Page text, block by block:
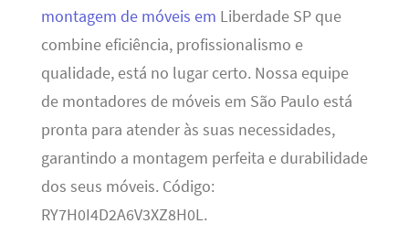
montagem de móveis em Liberdade SP que
combine eficiência, profissionalismo e
qualidade, está no lugar certo. Nossa equipe
de montadores de móveis em São Paulo está
pronta para atender às suas necessidades,
garantindo a montagem perfeita e durabilidade
dos seus móveis. Código:
RY7H0I4D2A6V3XZ8H0L.